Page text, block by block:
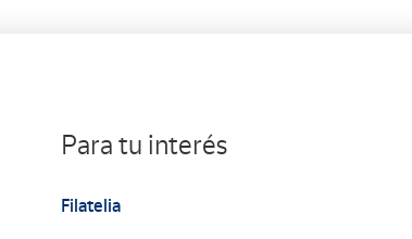
Para tu interés
Filatelia